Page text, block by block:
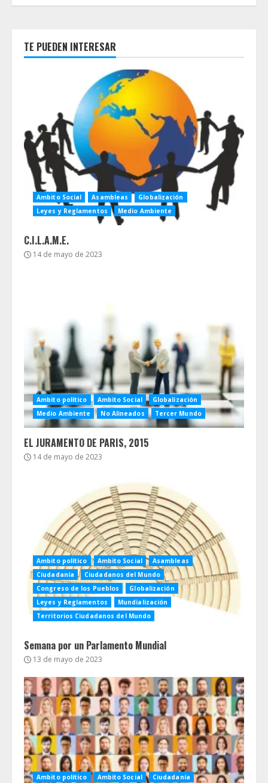
TE PUEDEN INTERESAR
Ambito Social Asambleas
Globalización
Leyes y Reglamentos
Medio Ambiente
C.I.L.A.M.E.
14 de mayo de 2023
Ambito político Ambito Social
Globalización
Medio Ambiente
No Alineados Tercer Mundo
EL JURAMENTO DE PARIS, 2015
14 de mayo de 2023
Ambito político Ambito Social
Asambleas
Ciudadanía
Ciudadanos del Mundo
Congreso de los Pueblos
Globalización
Leyes y Reglamentos
Mundialización
Territorios Ciudadanos del Mundo
Semana por un Parlamento Mundial
13 de mayo de 2023
Ambito político Ambito Social Ciudadanía